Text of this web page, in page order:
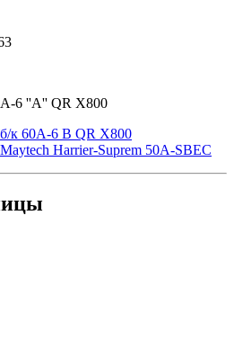
6 ''A'' QR X800
б/к 60A-6 B QR X800
Harrier-Suprem 50A-SBEC